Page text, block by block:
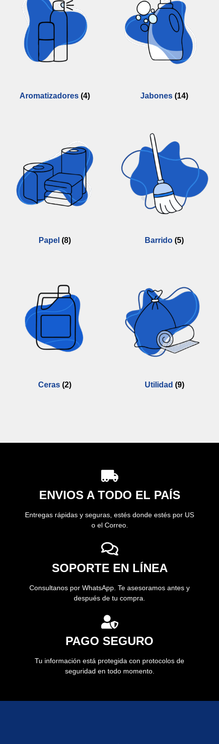
Aromatizadores (4) Jabones (14)
Papel (8) Barrido (5)
Ceras (2) Utilidad (9)
ENVIOS A TODO EL PAÍS
Entregas rápidas y seguras, estés donde estés por US
o el Correo.
SOPORTE EN LÍNEA
Consultanos por WhatsApp. Te asesoramos antes y
después de tu compra.
PAGO SEGURO
Tu información está protegida con protocolos de
seguridad en todo momento.